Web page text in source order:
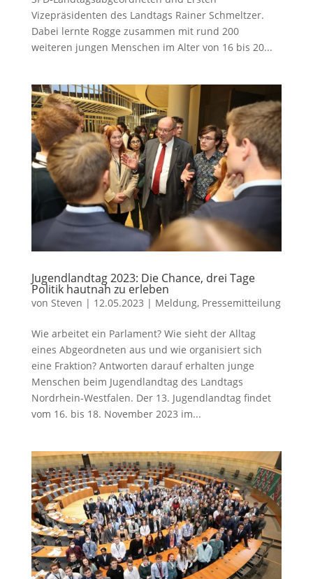
Vizepräsidenten des Landtags Rainer Schmeltzer.
Dabei lernte Rogge zusammen mit rund 200
weiteren jungen Menschen im Alter von 16 bis 20...
Jugendlandtag 2023: Die Chance, drei Tage
Politik hautnah zu erleben
von Steven | 12.05.2023 | Meldung, Pressemitteilung
Wie arbeitet ein Parlament? Wie sieht der Alltag
eines Abgeordneten aus und wie organisiert sich
eine Fraktion? Antworten darauf erhalten junge
Menschen beim Jugendlandtag des Landtags
Nordrhein-Westfalen. Der 13. Jugendlandtag findet
vom 16. bis 18. November 2023 im...